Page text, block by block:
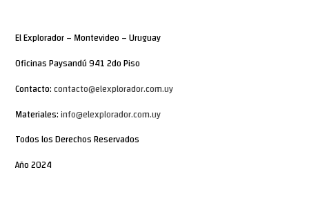
El Explorador – Montevideo – Uruguay
Oficinas Paysandú 941 2do Piso
Contacto:contacto@elexplorador.com.uy
Materiales:info@elexplorador.com.uy
Todos los Derechos Reservados
Año 2024